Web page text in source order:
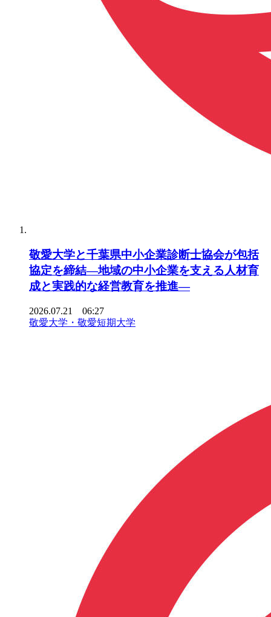
敬愛大学と千葉県中小企業診断士協会が包括
協定を締結―地域の中小企業を支える人材育
成と実践的な経営教育を推進―
2026.07.21 06:27
敬愛大学・敬愛短期大学